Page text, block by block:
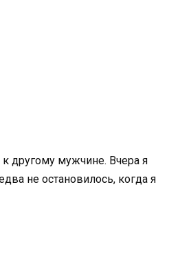
другому мужчине. Вчера я
не остановилось, когда я